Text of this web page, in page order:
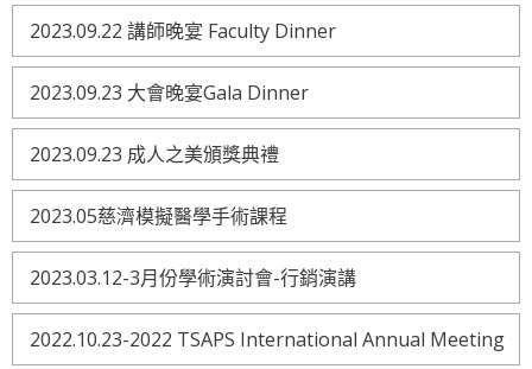
2023.09.22 講師晚宴 Faculty Dinner
2023.09.23 大會晚宴Gala Dinner
2023.09.23 成人之美頒獎典禮
2023.05慈濟模擬醫學手術課程
2023.03.12-3月份學術演討會-行銷演講
2022.10.23-2022 TSAPS International Annual Meeting